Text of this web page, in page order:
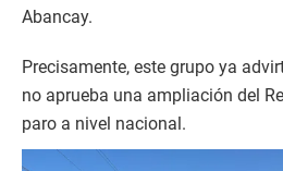
Abancay.
Precisamente, este grupo ya
no aprueba una ampliación del
paro a nivel nacional.